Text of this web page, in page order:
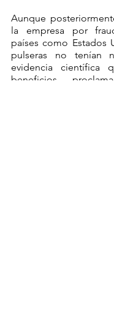
Aunque
la empresa por
países como Estados
pulseras no tenían
evidencia científica
beneficios